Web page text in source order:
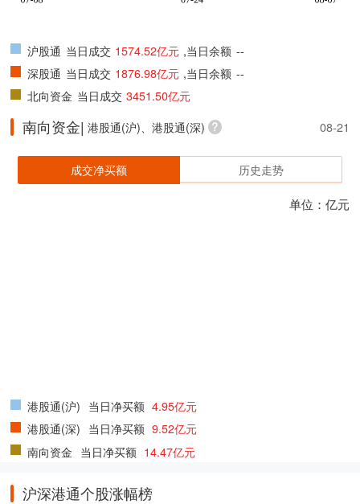
沪股通 当日成交 1574.52亿元 ,当日余额 --
深股通 当日成交 1876.98亿元 ,当日余额 --
北向资金 当日成交 3451.50亿元
南向资金| 港股通(沪)、港股通(深) 08-21
成交净买额 历史走势
单位：亿元
港股通(沪) 当日净买额 4.95亿元
港股通(深) 当日净买额 9.52亿元
南向资金 当日净买额 14.47亿元
沪深港通个股涨幅榜